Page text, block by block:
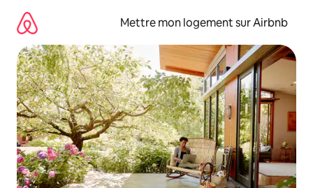
directement
contenu
Mettre mon logement sur Airbnb